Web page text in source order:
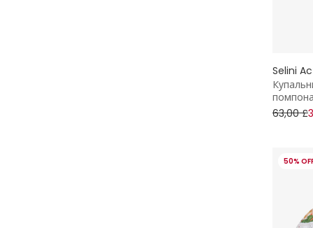
Selini
63,00 £
50%